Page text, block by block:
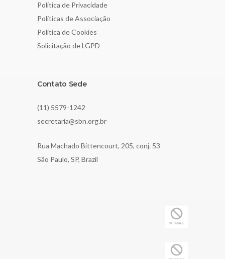
Política de Privacidade
Políticas de Associação
Política de Cookies
Solicitação de LGPD
Contato Sede
(11) 5579-1242
secretaria@sbn.org.br
Rua Machado Bittencourt, 205, conj. 53
São Paulo, SP, Brazil